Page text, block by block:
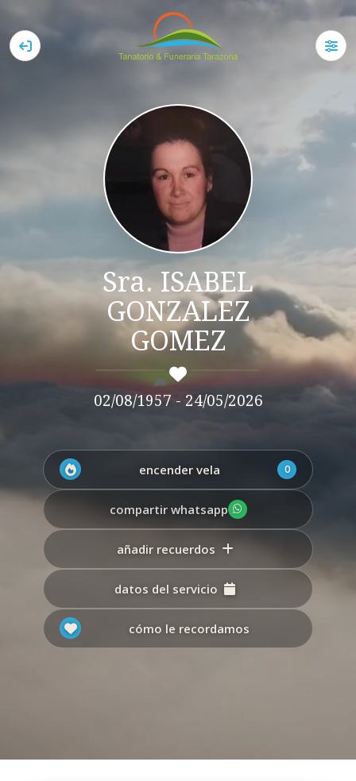
Sra. ISABEL
GONZALEZ
GOMEZ
02/08/1957 - 24/05/2026
encender vela 0
compartir whatsapp
añadir recuerdos
datos del servicio
cómo le recordamos